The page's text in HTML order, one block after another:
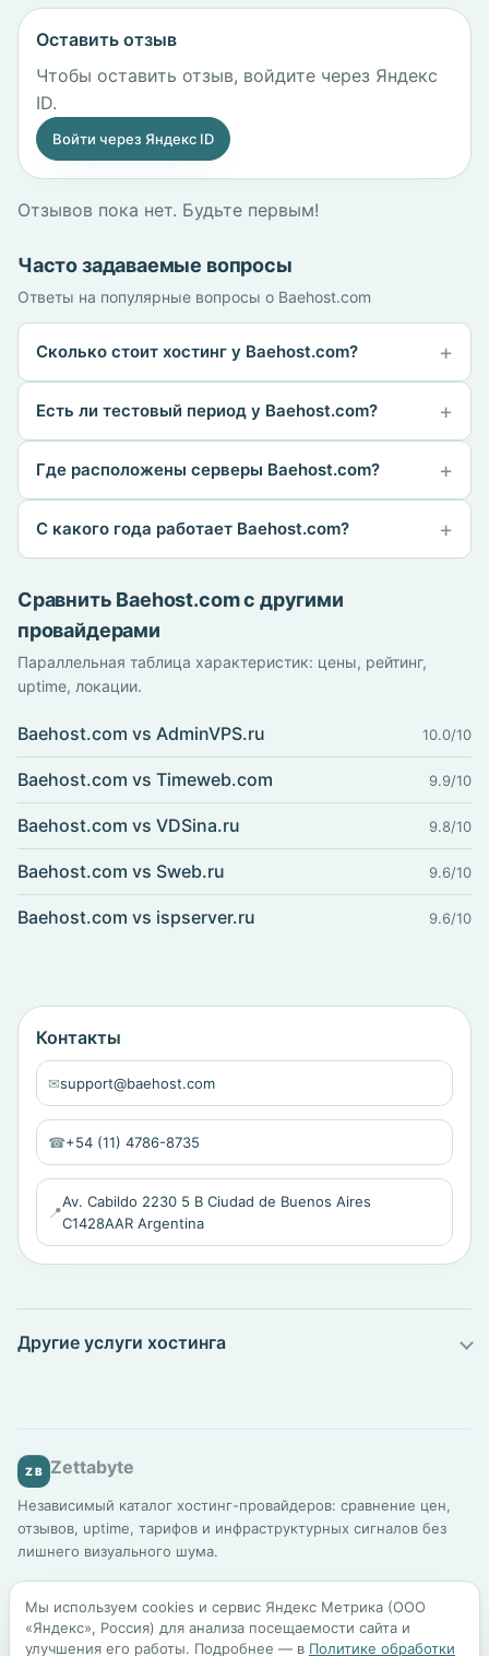
Оставить отзыв
Чтобы оставить отзыв, войдите через Яндекс
ID.
Войти через Яндекс ID
Отзывов пока нет. Будьте первым!
Часто задаваемые вопросы
Ответы на популярные вопросы о Baehost.com
Сколько стоит хостинг у Baehost.com?
Есть ли тестовый период у Baehost.com?
Где расположены серверы Baehost.com?
С какого года работает Baehost.com?
Сравнить Baehost.com с другими
провайдерами
Параллельная таблица характеристик: цены, рейтинг,
uptime, локации.
Baehost.com vs AdminVPS.ru 10.0/10
Baehost.com vs Timeweb.com 9.9/10
Baehost.com vs VDSina.ru 9.8/10
Baehost.com vs Sweb.ru 9.6/10
Baehost.com vs ispserver.ru 9.6/10
Контакты
✉support@baehost.com
☎+54 (11) 4786-8735
📍
Av. Cabildo 2230 5 B Ciudad de Buenos Aires
C1428AAR Argentina
Другие услуги хостинга
ZB Zettabyte
Независимый каталог хостинг-провайдеров: сравнение цен,
отзывов, uptime, тарифов и инфраструктурных сигналов без
лишнего визуального шума.
Шаблоны сайтовБлогМетодология
Мы используем cookies и сервис Яндекс Метрика (ООО
«Яндекс», Россия) для анализа посещаемости сайта и
улучшения его работы. Подробнее — в Политике обработки